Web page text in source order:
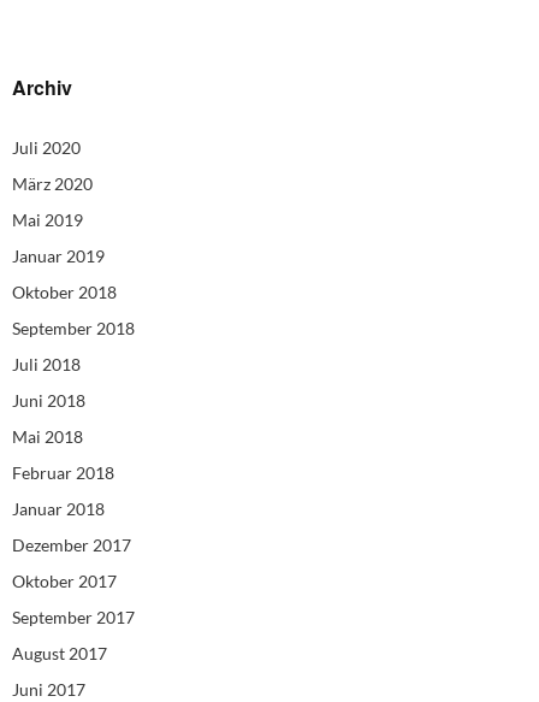
Archiv
Juli 2020
März 2020
Mai 2019
Januar 2019
Oktober 2018
September 2018
Juli 2018
Juni 2018
Mai 2018
Februar 2018
Januar 2018
Dezember 2017
Oktober 2017
September 2017
August 2017
Juni 2017